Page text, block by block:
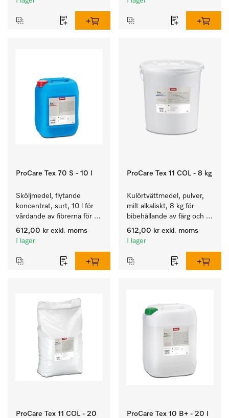
ProCare Tex 70 S - 10 l
Sköljmedel, flytande
koncentrat, surt, 10 l för
vårdande av fibrerna för
en långvarig smidighet
hos textilierna.
612,00 kr exkl. moms
I lager
ProCare Tex 11 COL - 8 kg
Kulörtvättmedel, pulver,
milt alkaliskt, 8 kg för
bibehållande av färg och
rengöring av kulörtvätt.
612,00 kr exkl. moms
I lager
ProCare Tex 11 COL - 20
ProCare Tex 10 B+ - 20 l